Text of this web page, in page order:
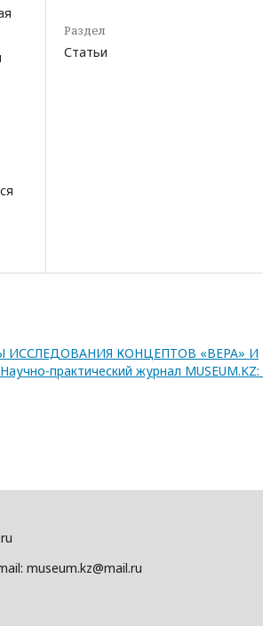
Раздел
Статьи
КОНЦЕПТОВ «ВЕРА» И
Научно-практический журнал
museum.kz@mail.ru